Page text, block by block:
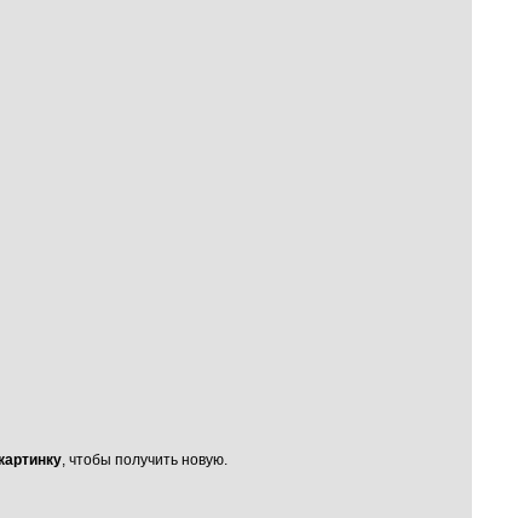
, чтобы получить новую.